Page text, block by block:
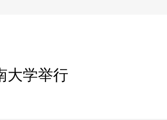
大学举行